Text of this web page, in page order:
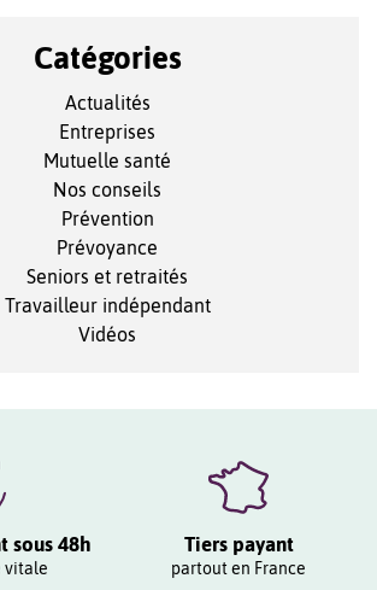
Catégories
Actualités
Entreprises
Mutuelle santé
Nos conseils
Prévention
Prévoyance
Seniors et retraités
Travailleur indépendant
Vidéos
sous 48h
vitale
Tiers payant
partout en France